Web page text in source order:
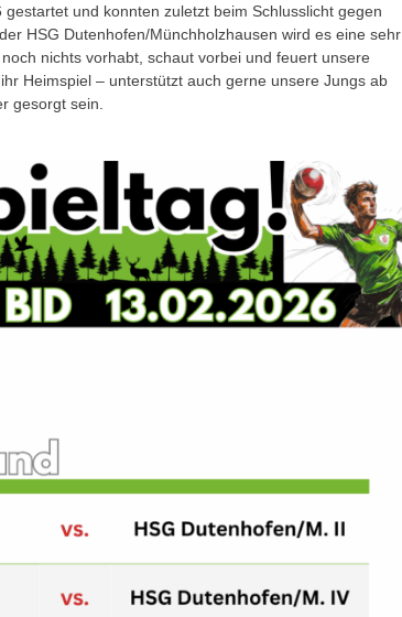
und konnten zuletzt beim Schlusslicht gegen
HSG Dutenhofen/Münchholzhausen wird es eine sehr
nichts vorhabt, schaut vorbei und feuert unsere
Heimspiel – unterstützt auch gerne unsere Jungs ab
gesorgt sein.